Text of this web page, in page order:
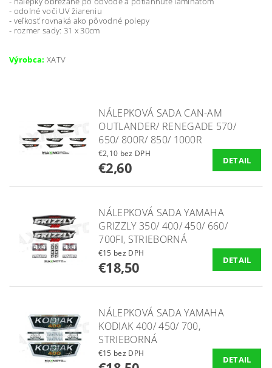
- odolné voči UV žiareniu
- veľkosť rovnaká ako pôvodné polepy
- rozmer sady: 31 x 30cm
Výrobca: XATV
NÁLEPKOVÁ SADA CAN-AM
OUTLANDER/ RENEGADE 570/
650/ 800R/ 850/ 1000R
€2,10 bez DPH
€2,60 DETAIL
NÁLEPKOVÁ SADA YAMAHA
GRIZZLY 350/ 400/ 450/ 660/
700FI, STRIEBORNÁ
€15 bez DPH
€18,50 DETAIL
NÁLEPKOVÁ SADA YAMAHA
KODIAK 400/ 450/ 700,
STRIEBORNÁ
€15 bez DPH
DETAIL